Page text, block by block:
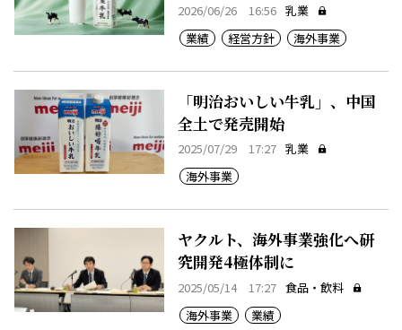
2026/06/26 16:56 乳業
業績
経営方針 海外事業
「明治おいしい牛乳」、中国
全土で発売開始
2025/07/29 17:27 乳業
海外事業
ヤクルト、海外事業強化へ研
究開発4極体制に
2025/05/14 17:27 食品・飲料
海外事業
業績